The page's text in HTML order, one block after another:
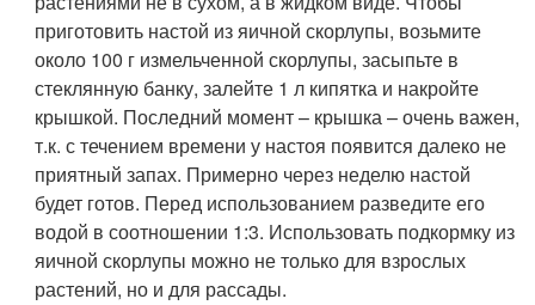
приготовить настой из яичной скорлупы, возьмите
около 100 г измельченной скорлупы, засыпьте в
стеклянную банку, залейте 1 л кипятка и накройте
крышкой. Последний момент – крышка – очень важен,
т.к. с течением времени у настоя появится далеко не
приятный запах. Примерно через неделю настой
будет готов. Перед использованием разведите его
водой в соотношении 1:3. Использовать подкормку из
яичной скорлупы можно не только для взрослых
растений, но и для рассады.